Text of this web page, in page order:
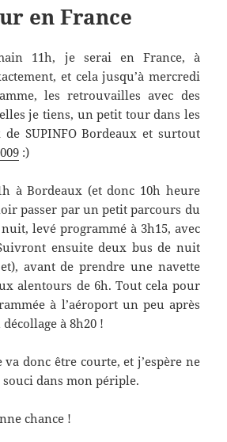
en France
11h, je serai en France, à
et cela jusqu’à mercredi
les retrouvailles avec des
je tiens, un petit tour dans les
SUPINFO Bordeaux et surtout
:)
à Bordeaux (et donc 10h heure
passer par un petit parcours du
levé programmé à 3h15, avec
ensuite deux bus de nuit
avant de prendre une navette
alentours de 6h. Tout cela pour
à l’aéroport un peu après
à 8h20 !
donc être courte, et j’espère ne
dans mon périple.
chance !